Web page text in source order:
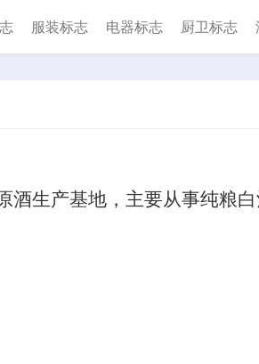
服装标志 电器标志 厨卫标志
酒生产基地，主要从事纯粮